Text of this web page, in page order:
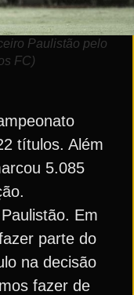
Paulistão pelo
FC)
títulos. Além
5.085
Em
parte do
na decisão
fazer de